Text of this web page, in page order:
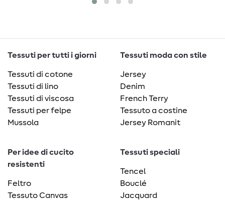
Tessuti per tutti i giorni
Tessuti di cotone
Tessuti di lino
Tessuti di viscosa
Tessuti per felpe
Mussola
Tessuti moda con stile
Jersey
Denim
French Terry
Tessuto a costine
Jersey Romanit
Per idee di cucito
resistenti
Feltro
Tessuto Canvas
Tessuti speciali
Tencel
Bouclé
Jacquard